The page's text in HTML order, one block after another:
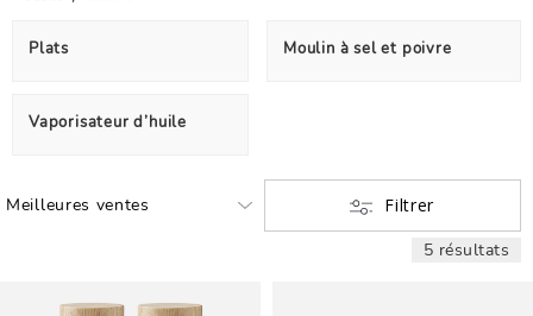
Plats Moulin à sel et poivre
Vaporisateur d’huile
Filtrer
5 résultats